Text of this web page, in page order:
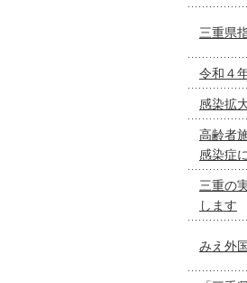
三重県
令和４
感染拡
高齢者
感染症
三重の
します
みえ外